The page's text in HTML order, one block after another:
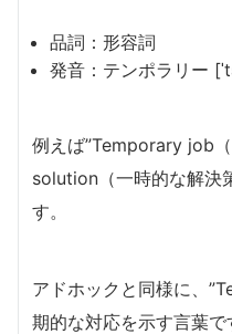
品詞：形容詞
発音：テンポラリー
例えば”Temporary job
solution（一時的な解決
す。
アドホックと同様に、
期的な対応を示す言葉で